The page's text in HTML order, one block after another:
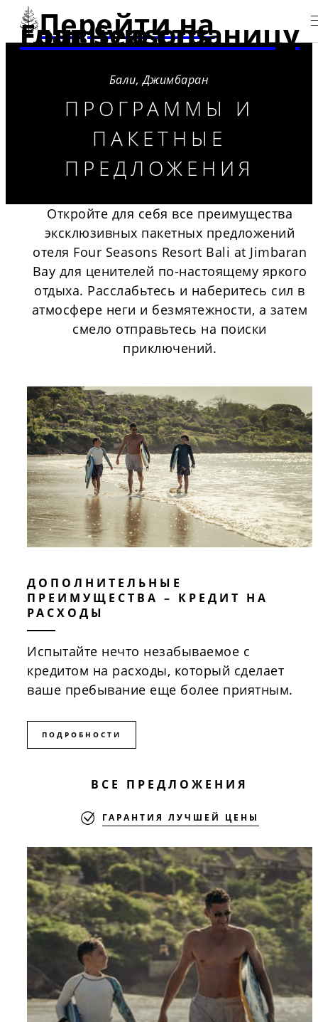
Перейти на
главную страницу Four Seasons
Бали, Джимбаран
ПРОГРАММЫ И
ПАКЕТНЫЕ
ПРЕДЛОЖЕНИЯ
Откройте для себя все преимущества
эксклюзивных пакетных предложений
отеля Four Seasons Resort Bali at Jimbaran
Bay для ценителей по-настоящему яркого
отдыха. Расслабьтесь и наберитесь сил в
атмосфере неги и безмятежности, а затем
смело отправьтесь на поиски
приключений.
ДОПОЛНИТЕЛЬНЫЕ
ПРЕИМУЩЕСТВА – КРЕДИТ НА
РАСХОДЫ
Испытайте нечто незабываемое с
кредитом на расходы, который сделает
ваше пребывание еще более приятным.
ПОДРОБНОСТИ
ВСЕ ПРЕДЛОЖЕНИЯ
ГАРАНТИЯ ЛУЧШЕЙ ЦЕНЫ